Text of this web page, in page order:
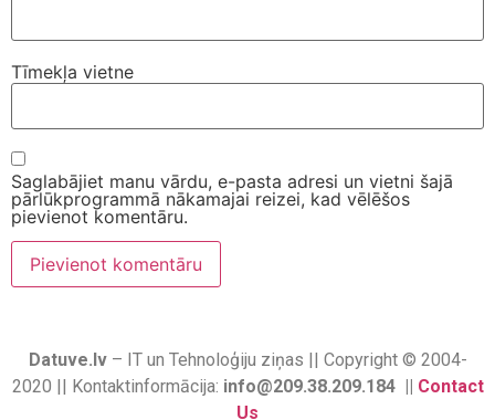
Tīmekļa vietne
Saglabājiet manu vārdu, e-pasta adresi un vietni šajā
pārlūkprogrammā nākamajai reizei, kad vēlēšos
pievienot komentāru.
Datuve.lv– IT un Tehnoloģiju ziņas || Copyright © 2004-
2020 || Kontaktinformācija: info@209.38.209.184 || Contact
Us